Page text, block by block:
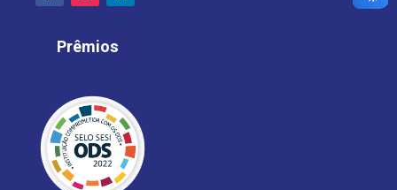
Prêmios